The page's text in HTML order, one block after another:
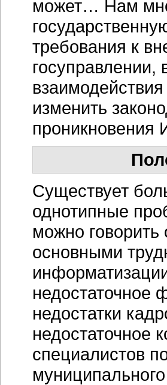
может… Нам
требования к
госуправлении,
изменить
проникновения
Существует
однотипные
можно говорить
основными
недостаточное
недостатки
недостаточное
специалистов